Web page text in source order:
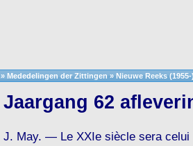
» Mededelingen der Zittingen » Nieuwe Reeks (1955-
Jaargang 62
J. May. — Le XXIe siècle sera celui